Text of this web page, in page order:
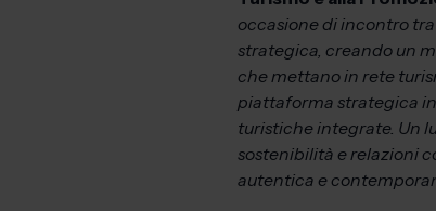
occasione di incontro
strategica, creando un
che mettano in rete
piattaforma strategica in
turistiche integrate. Un
sostenibilità e relazioni
autentica e